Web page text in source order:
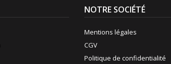
NOTRE SOCIÉTÉ
Mentions légales
CGV
Politique de confidentialité